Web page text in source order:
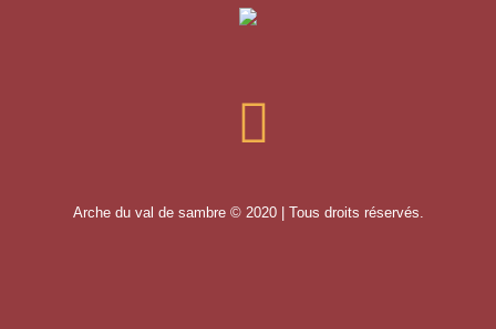
Arche du val de sambre © 2020 | Tous droits réservés.